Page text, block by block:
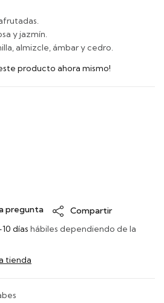
y jazmín.
almizcle, ámbar y cedro.
producto ahora mismo!
pregunta
Compartir
días hábiles dependiendo de la
tienda